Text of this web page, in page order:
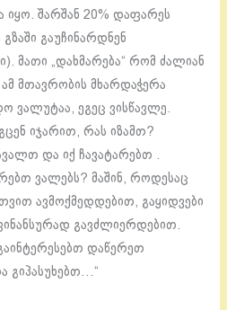
იყო. შარშან 20% დაფარეს
გაუჩინარდნენ
მათი „დახმარება“ რომ ძალიან
მთავრობის მხარდაჭერა
ვალუტაა, ეგეც ვისწავლე.
იჯარით, რას იზამთ?
და იქ ჩავატარებთ .
ვალებს? მაშინ, როდესაც
ავმოქმედდებით, გაყიდვები
გავძლიერდებით.
დაწერეთ
გიპასუხებთ…“